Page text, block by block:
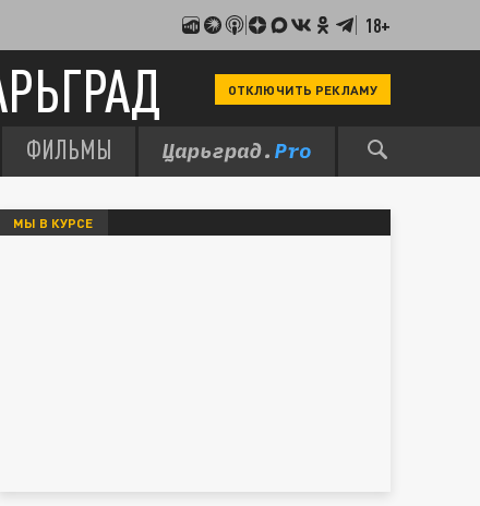
18+
ОТКЛЮЧИТЬ РЕКЛАМУ
ФИЛЬМЫ
МЫ В КУРСЕ